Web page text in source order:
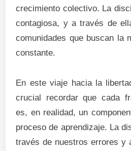
crecimiento colectivo. La
contagiosa, y a través de
comunidades que buscan la
constante.
En este viaje hacia la
crucial recordar que cada
es, en realidad, un
proceso de aprendizaje. La
través de nuestros errores y